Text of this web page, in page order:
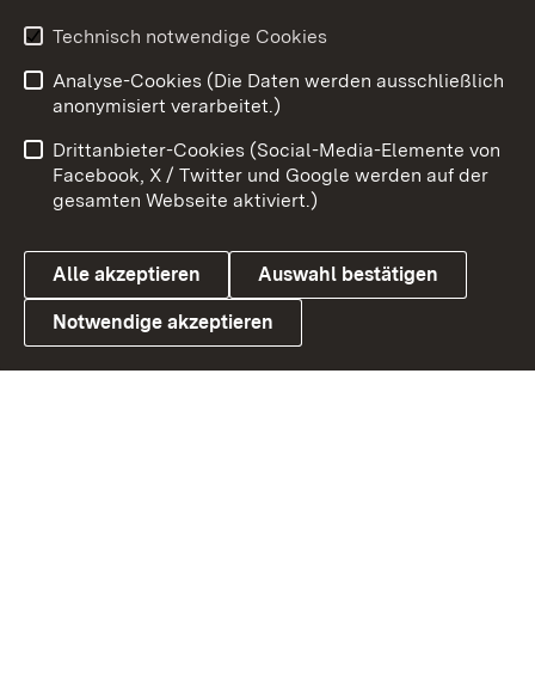
Link zum Landesportal
Impressum
Kontakt
Barrierefreiheit
Datenschutz
Cookies
Technisch notwendige Cookies
Analyse-Cookies (Die Daten werden ausschließlich
anonymisiert verarbeitet.)
Drittanbieter-Cookies (Social-Media-Elemente von
Facebook, X / Twitter und Google werden auf der
gesamten Webseite aktiviert.)
Alle akzeptieren Auswahl bestätigen
Notwendige akzeptieren